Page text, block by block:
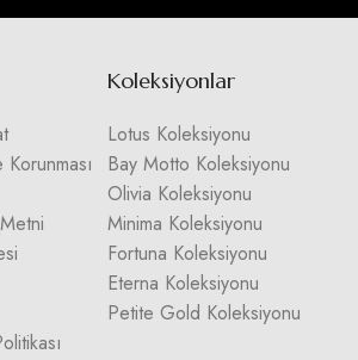
Koleksiyonlar
Lotus Koleksiyonu
Bay Motto Koleksiyonu
Olivia Koleksiyonu
Minima Koleksiyonu
Fortuna Koleksiyonu
Eterna Koleksiyonu
Petite Gold Koleksiyonu